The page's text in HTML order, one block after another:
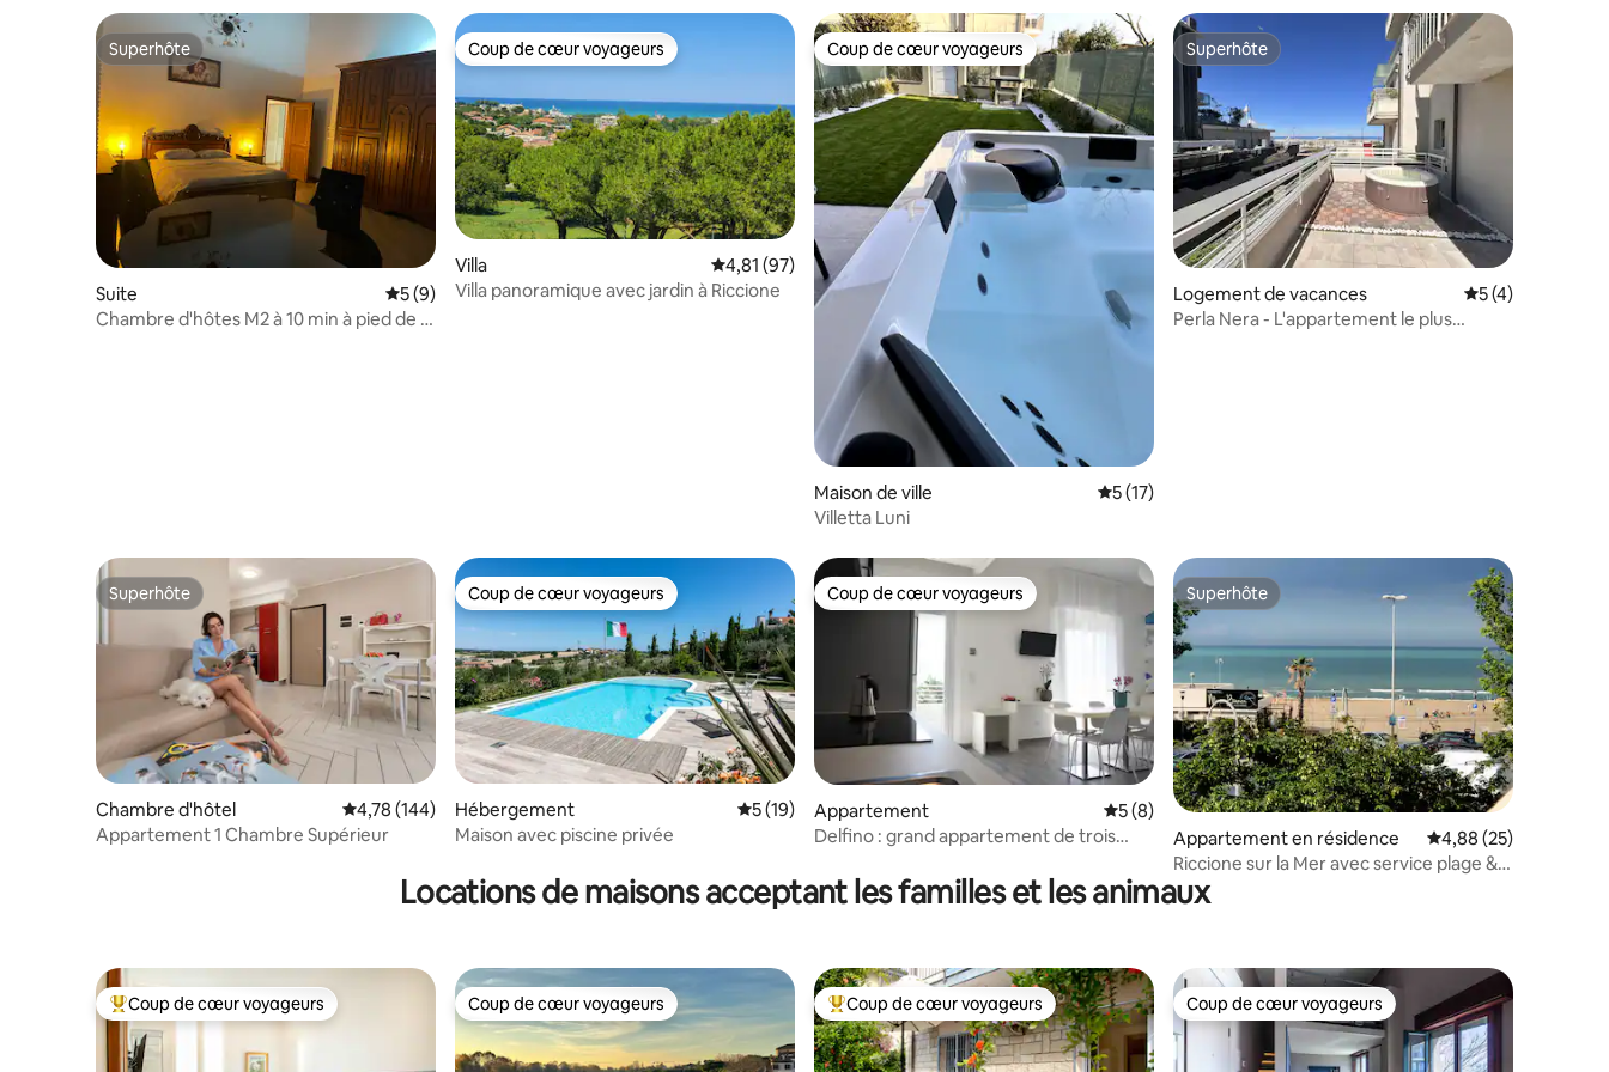
Superhôte
Superhôte
Suite Évaluation moyenne sur la base de 9 commentaires : 5 sur 5
5 (9)
Chambre d'hôtes M2 à 10 min à pied de la
Coup de cœur voyageurs
Coup de cœur voyageurs
Villa Évaluation moyenne sur la base de 97 commentaires : 4,81 sur 5
4,81 (97)
Villa panoramique avec jardin à Riccione
Coup de cœur voyageurs
Coup de cœur voyageurs
Maison de ville Évaluation moyenne sur la base de 17 commentaires : 5 sur 5
5 (17)
Villetta Luni
Superhôte
Superhôte
Logement de vacances Évaluation
5 (4)
Perla Nera - L'appartement le plus
Superhôte
Superhôte
Chambre d'hôtel Évaluation moyenne sur la base de 144 commentaires : 4,78 sur 5
4,78 (144)
Appartement 1 Chambre Supérieur
Coup de cœur voyageurs
Coup de cœur voyageurs
Hébergement Évaluation moyenne sur la base de 19 commentaires : 5 sur 5
5 (19)
Maison avec piscine privée
Coup de cœur voyageurs
Coup de cœur voyageurs
Appartement Évaluation moyenne sur la base de 8 commentaires : 5 sur 5
5 (8)
Delfino : grand appartement de trois
Superhôte
Superhôte
Appartement en résidence Évaluation moyenne
4,88 (25)
Riccione sur la Mer avec service plage &
Aquapark
Locations de maisons acceptant les familles et les animaux
Coups de cœur voyageurs les plus appréciés
Coup de cœur voyageurs Coup de cœur voyageurs
Coup de cœur voyageurs Coups de cœur voyageurs les plus appréciés
Coup de cœur voyageurs Coup de cœur voyageurs
Coup de cœur voyageurs